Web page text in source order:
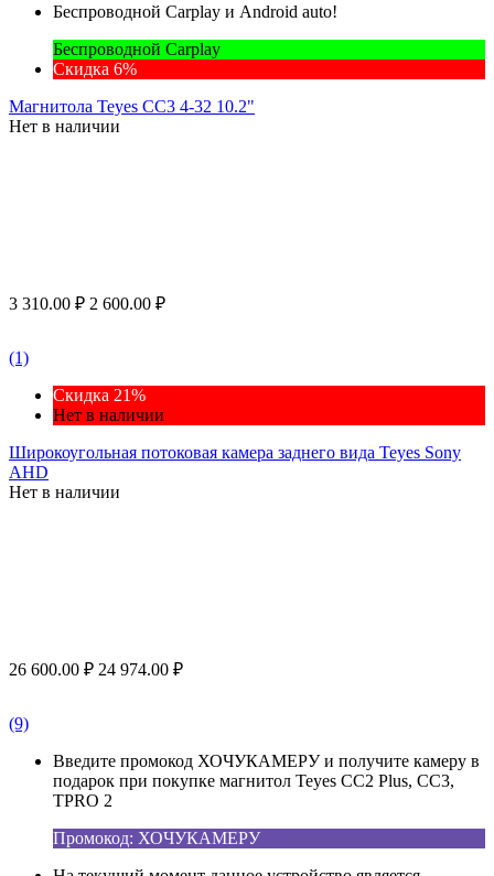
Беспроводной Carplay и Android auto!
Беспроводной Carplay
Скидка 6%
Магнитола Teyes CC3 4-32 10.2"
Нет в наличии
3 310.00 ₽ 2 600.00 ₽
(1)
Скидка 21%
Нет в наличии
Широкоугольная потоковая камера заднего вида Teyes Sony
AHD
Нет в наличии
26 600.00 ₽ 24 974.00 ₽
(9)
Введите промокод ХОЧУКАМЕРУ и получите камеру в
подарок при покупке магнитол Teyes CC2 Plus, CC3,
TPRO 2
Промокод: ХОЧУКАМЕРУ